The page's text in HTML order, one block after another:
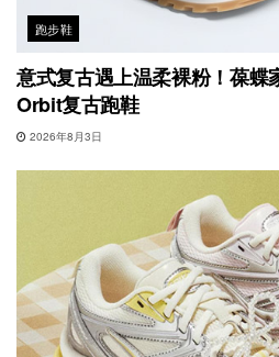
跑步鞋
意式复古遇上温柔裸粉！葆蝶
Orbit复古跑鞋
2026年8月3日